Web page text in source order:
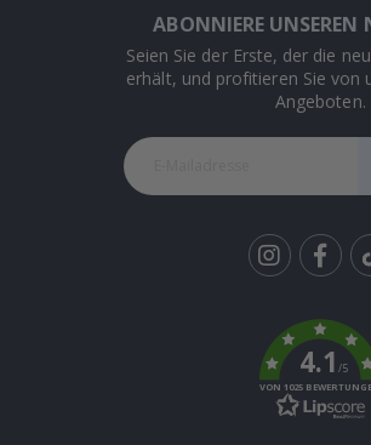
ABONNIERE UNSEREN
Seien Sie der Erste, der die
erhält, und profitieren Sie von
Angeboten.
4.1/5
VON 1025